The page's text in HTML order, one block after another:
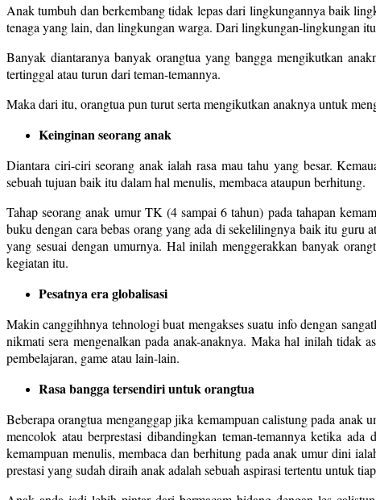
Anak tumbuh dan berkembang tidak lepas dari lingkungannya baik
tenaga yang lain, dan lingkungan warga. Dari lingkungan-lingkungan
Banyak diantaranya banyak orangtua yang bangga mengikutkan
tertinggal atau turun dari teman-temannya.
Maka dari itu, orangtua pun turut serta mengikutkan anaknya untuk
Keinginan seorang anak
Diantara ciri-ciri seorang anak ialah rasa mau tahu yang besar.
sebuah tujuan baik itu dalam hal menulis, membaca ataupun berhitung.
Tahap seorang anak umur TK (4 sampai 6 tahun) pada tahapan
buku dengan cara bebas orang yang ada di sekelilingnya baik itu guru
yang sesuai dengan umurnya. Hal inilah menggerakkan banyak
kegiatan itu.
Pesatnya era globalisasi
Makin canggihhnya tehnologi buat mengakses suatu info dengan
nikmati sera mengenalkan pada anak-anaknya. Maka hal inilah tidak
pembelajaran, game atau lain-lain.
Rasa bangga tersendiri untuk orangtua
Beberapa orangtua menganggap jika kemampuan calistung pada
mencolok atau berprestasi dibandingkan teman-temannya ketika
kemampuan menulis, membaca dan berhitung pada anak umur dini
prestasi yang sudah diraih anak adalah sebuah aspirasi tertentu untuk